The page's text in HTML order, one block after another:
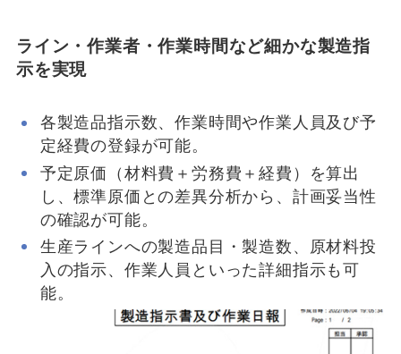
ライン・作業者・作業時間など細かな製造指
示を実現
各製造品指示数、作業時間や作業人員及び予
定経費の登録が可能。
予定原価（材料費＋労務費＋経費）を算出
し、標準原価との差異分析から、計画妥当性
の確認が可能。
生産ラインへの製造品目・製造数、原材料投
入の指示、作業人員といった詳細指示も可
能。